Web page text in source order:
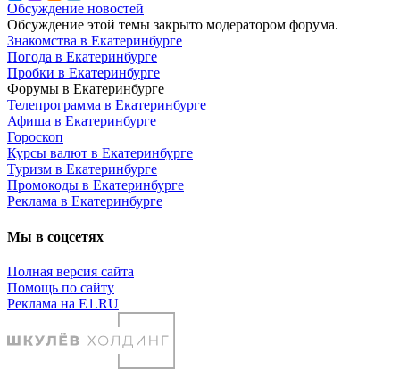
Обсуждение новостей
Обсуждение этой темы закрыто модератором форума.
Знакомства в Екатеринбурге
Погода в Екатеринбурге
Пробки в Екатеринбурге
Форумы в Екатеринбурге
Телепрограмма в Екатеринбурге
Афиша в Екатеринбурге
Гороскоп
Курсы валют в Екатеринбурге
Туризм в Екатеринбурге
Промокоды в Екатеринбурге
Реклама в Екатеринбурге
Мы в соцсетях
Полная версия сайта
Помощь по сайту
Реклама на E1.RU